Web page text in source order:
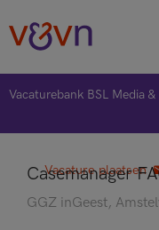
Vacaturebank BSL Media
Vacature plaatsen
Casemanager
GGZ inGeest,